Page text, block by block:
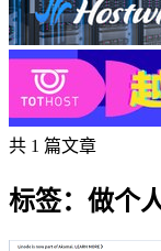
共 1 篇文章
标签：做个